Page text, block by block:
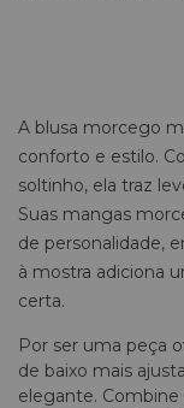
A blusa morcego
conforto e estilo.
soltinho, ela traz
Suas mangas
de personalidade,
à mostra adiciona
certa.
Por ser uma peça
de baixo mais
elegante. Combine